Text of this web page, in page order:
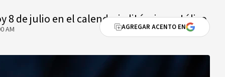
8 de julio en el calendario litúrgico católico
AM AGREGAR ACENTO EN